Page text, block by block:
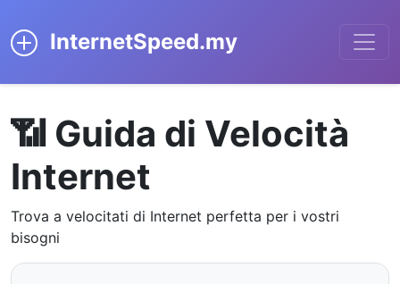
InternetSpeed.my
📶 Guida di Velocità
Internet
Trova a velocitati di Internet perfetta per i vostri
bisogni